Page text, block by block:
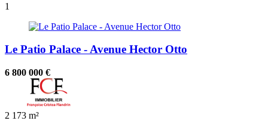
1
Le Patio Palace - Avenue Hector Otto
6 800 000 €
2 173 m²